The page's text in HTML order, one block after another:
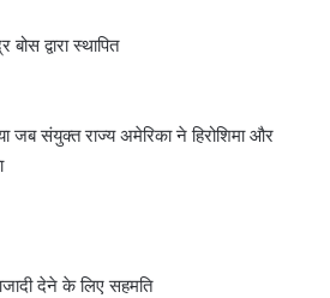
द्वारा स्थापित
जब संयुक्त राज्य अमेरिका ने हिरोशिमा और
देने के लिए सहमति